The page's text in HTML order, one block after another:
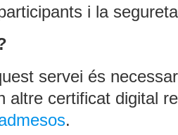
i la
servei és
altre certificat digital
.